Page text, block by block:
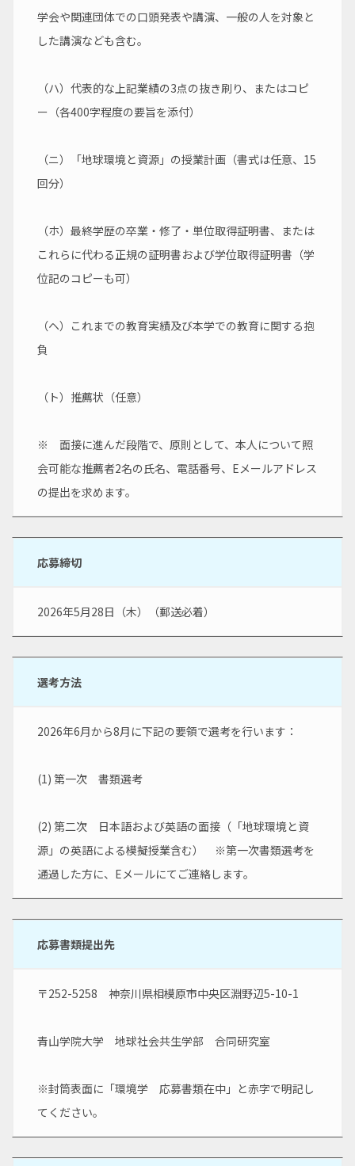
学会や関連団体での口頭発表や講演、一般の人を対象と
した講演なども含む。
（ハ）代表的な上記業績の3点の抜き刷り、またはコピ
ー（各400字程度の要旨を添付）
（ニ）「地球環境と資源」の授業計画（書式は任意、15
回分）
（ホ）最終学歴の卒業・修了・単位取得証明書、または
これらに代わる正規の証明書および学位取得証明書（学
位記のコピーも可）
（ヘ）これまでの教育実績及び本学での教育に関する抱
負
（ト）推薦状（任意）
※　面接に進んだ段階で、原則として、本人について照
会可能な推薦者2名の氏名、電話番号、Eメールアドレス
の提出を求めます。
応募締切
2026年5月28日（木）（郵送必着）
選考方法
2026年6月から8月に下記の要領で選考を行います：
(1) 第一次　書類選考
(2) 第二次　日本語および英語の面接（「地球環境と資
源」の英語による模擬授業含む）　※第一次書類選考を
通過した方に、Eメールにてご連絡します。
応募書類提出先
〒252-5258　神奈川県相模原市中央区淵野辺5-10-1
青山学院大学　地球社会共生学部　合同研究室
※封筒表面に「環境学　応募書類在中」と赤字で明記し
てください。